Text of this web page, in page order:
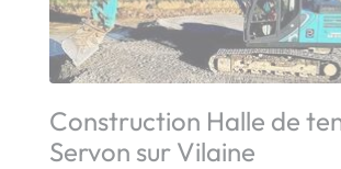
Construction Halle de
Servon sur Vilaine